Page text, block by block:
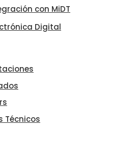
con MiDT
Digital
Técnicos